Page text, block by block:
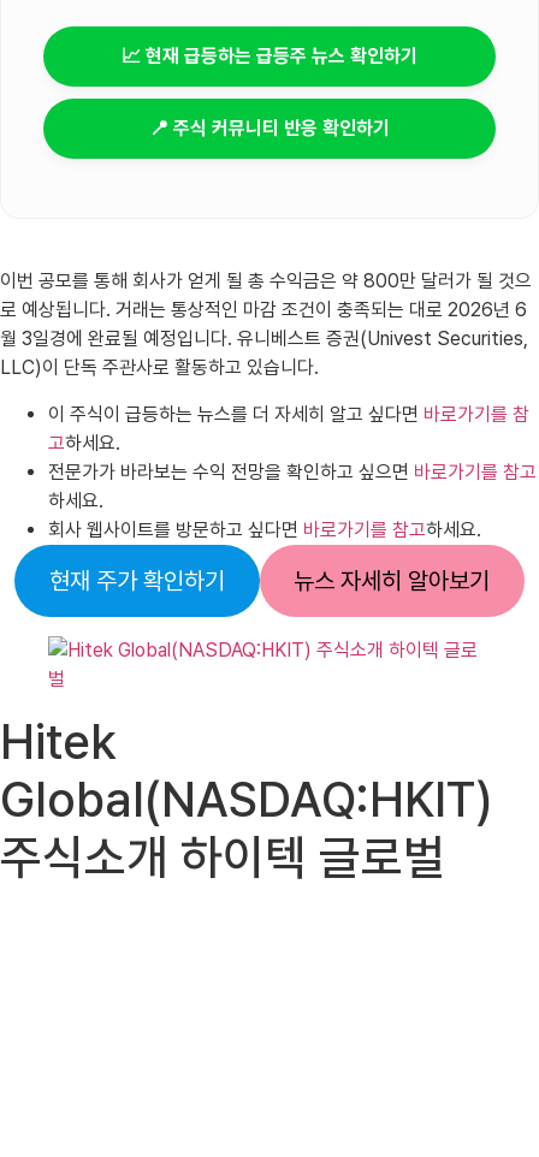
📈 현재 급등하는 급등주 뉴스 확인하기
📍 주식 커뮤니티 반응 확인하기
이번 공모를 통해 회사가 얻게 될 총 수익금은 약 800만 달러가 될 것으
로 예상됩니다. 거래는 통상적인 마감 조건이 충족되는 대로 2026년 6
월 3일경에 완료될 예정입니다. 유니베스트 증권(Univest Securities,
LLC)이 단독 주관사로 활동하고 있습니다.
이 주식이 급등하는 뉴스를 더 자세히 알고 싶다면 바로가기를 참
고하세요.
전문가가 바라보는 수익 전망을 확인하고 싶으면 바로가기를 참고
하세요.
회사 웹사이트를 방문하고 싶다면 바로가기를 참고하세요.
현재 주가 확인하기 뉴스 자세히 알아보기
Hitek
Global(NASDAQ:HKIT)
주식소개 하이텍 글로벌